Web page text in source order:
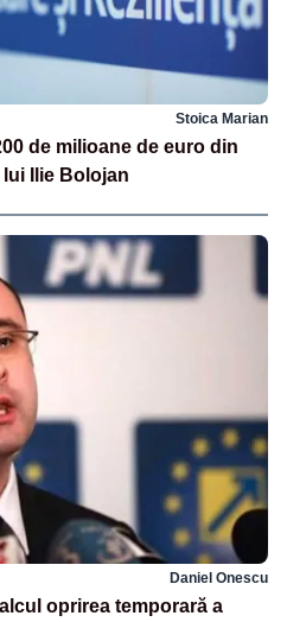
Stoica Marian
de milioane de euro din
lui Ilie Bolojan
Daniel Onescu
oprirea temporară a